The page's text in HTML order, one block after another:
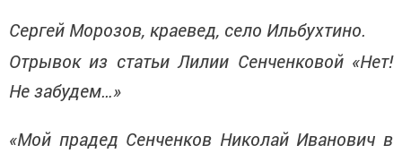
Сергей Морозов, краевед, село Ильбухтино.
Отрывок из статьи Лилии Сенченковой «Нет!
Не забудем…»
«Мой прадед Сенченков Николай Иванович в